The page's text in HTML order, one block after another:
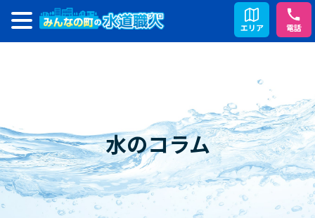
水のコラム
エリア 電話